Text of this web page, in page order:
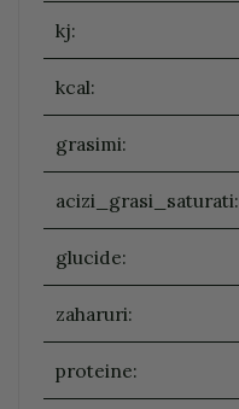
kj:
kcal:
grasimi:
acizi_grasi_saturati:
glucide:
zaharuri:
proteine: